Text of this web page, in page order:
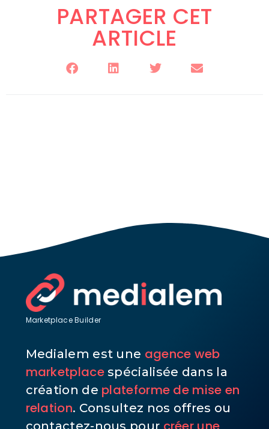
PARTAGER CET
ARTICLE
Marketplace Builder
Medialem est une agence web
marketplacespécialisée dans la
création de plateforme de mise en
relation. Consultez nos offres ou
contactez-nous pour